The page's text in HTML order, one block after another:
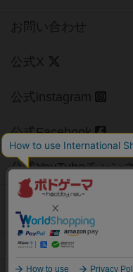
お問い合わせ
公式X
公式instagram
公式Facebook
公式YouTubeチャン